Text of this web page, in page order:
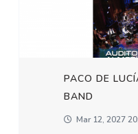
PACO DE
BAND
Mar 12, 2027